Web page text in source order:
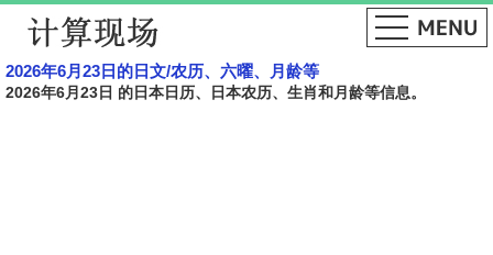
2026年6月23日的日文​​/农历、六曜、月龄等
2026年6月23日 的日本日历、日本农历、生肖和月龄等信息。